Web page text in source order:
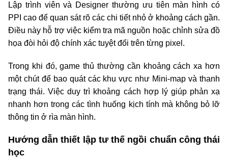
Lập trình viên và Designer thường ưu tiên màn hình có
PPI cao để quan sát rõ các chi tiết nhỏ ở khoảng cách gần.
Điều này hỗ trợ việc kiểm tra mã nguồn hoặc chỉnh sửa đồ
họa đòi hỏi độ chính xác tuyệt đối trên từng pixel.
Trong khi đó, game thủ thường cần khoảng cách xa hơn
một chút để bao quát các khu vực như Mini-map và thanh
trạng thái. Việc duy trì khoảng cách hợp lý giúp phản xạ
nhanh hơn trong các tình huống kịch tính mà không bỏ lỡ
thông tin ở rìa màn hình.
Hướng dẫn thiết lập tư thế ngồi chuẩn công thái
học